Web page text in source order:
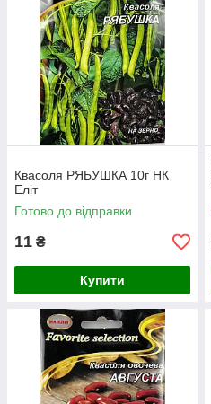
Квасоля РЯБУШКА 10г НК
Еліт
Готово до відправки
11 ₴
Купити